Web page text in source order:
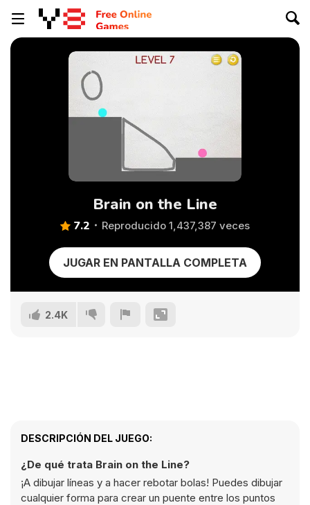
Brain on the Line
7.2 Reproducido 1,437,387 veces
JUGAR EN PANTALLA COMPLETA
2.4K
DESCRIPCIÓN DEL JUEGO:
¿De qué trata Brain on the Line?
¡A dibujar líneas y a hacer rebotar bolas! Puedes dibujar
cualquier forma para crear un puente entre los puntos